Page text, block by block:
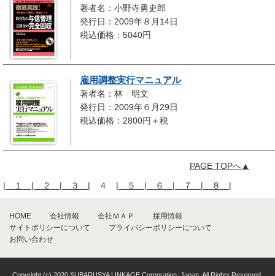
著者名：小野寺勇史郎
発行日：2009年８月14日
税込価格：5040円
雇用調整実行マニュアル
著者名：林 明文
発行日：2009年６月29日
税込価格：2800円＋税
PAGE TOPへ▲
| １ | ２ | ３ | ４ | ５ | ６ | ７ | ８ |
HOME 会社情報 会社ＭＡＰ
採用情報
サイトポリシーについて
プライバシーポリシーについて
お問い合わせ
Copyright (c) 2020 SUBARUSYA LINKAGE Corporation, Japan. All Rights Reserved.